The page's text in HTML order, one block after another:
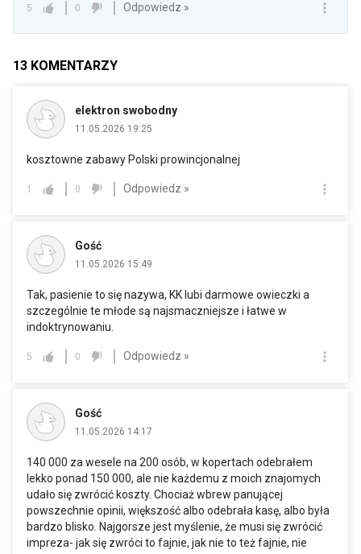
5 0 Odpowiedz »
13 KOMENTARZY
elektron swobodny
11.05.2026 19:25
kosztowne zabawy Polski prowincjonalnej
1 0 Odpowiedz »
Gość
11.05.2026 15:49
Tak, pasienie to się nazywa, KK lubi darmowe owieczki a
szczególnie te młode są najsmaczniejsze i łatwe w
indoktrynowaniu.
5 0 Odpowiedz »
Gość
11.05.2026 14:17
140 000 za wesele na 200 osób, w kopertach odebrałem
lekko ponad 150 000, ale nie każdemu z moich znajomych
udało się zwrócić koszty. Chociaż wbrew panującej
powszechnie opinii, większość albo odebrała kasę, albo była
bardzo blisko. Najgorsze jest myślenie, że musi się zwrócić
impreza- jak się zwróci to fajnie, jak nie to też fajnie, nie